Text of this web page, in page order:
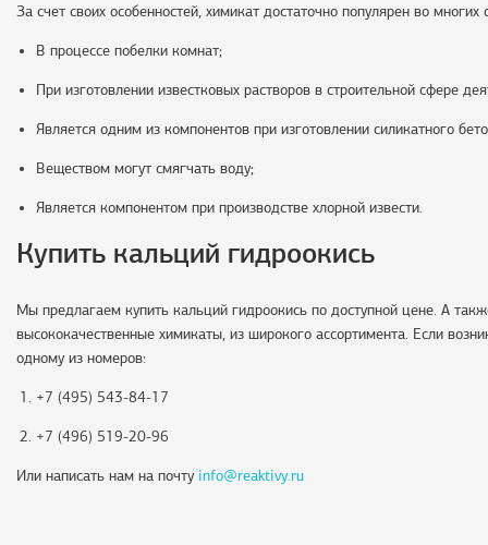
За счет своих особенностей, химикат достаточно популярен во
В процессе побелки комнат;
При изготовлении известковых растворов в строительной сфере
Является одним из компонентов при изготовлении силикатного
Веществом могут смягчать воду;
Является компонентом при производстве хлорной извести.
Купить кальций гидроокись
Мы предлагаем купить кальций гидроокись по доступной цене. А
высококачественные химикаты, из широкого ассортимента. Если
одному из номеров:
+7 (495) 543-84-17
+7 (496) 519-20-96
Или написать нам на почту info@reaktivy.ru